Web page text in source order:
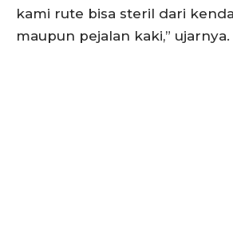
kami rute bisa steril dari
maupun pejalan kaki,” ujarnya.